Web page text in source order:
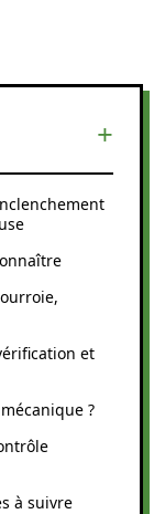
et
?
à suivre